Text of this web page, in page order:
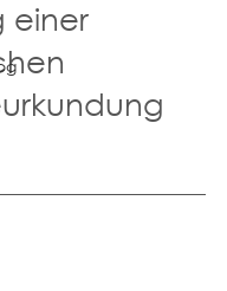
einer
Sternen bewertet.